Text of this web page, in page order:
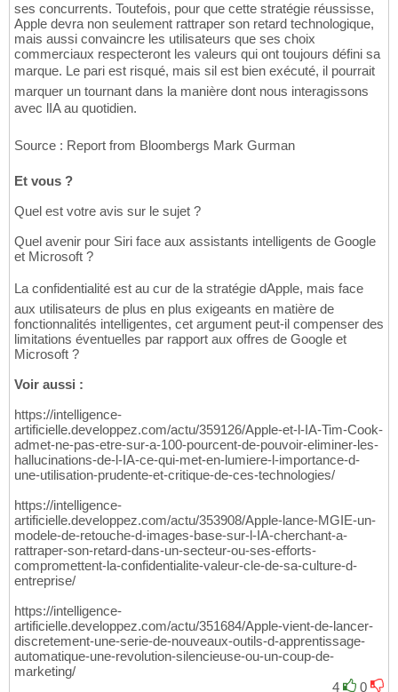
ses concurrents. Toutefois, pour que cette stratégie réussisse,
Apple devra non seulement rattraper son retard technologique,
mais aussi convaincre les utilisateurs que ses choix
commerciaux respecteront les valeurs qui ont toujours défini sa
marque. Le pari est risqué, mais sil est bien exécuté, il pourrait
marquer un tournant dans la manière dont nous interagissons
avec lIA au quotidien.
Source : Report from Bloombergs Mark Gurman
Et vous ?
Quel est votre avis sur le sujet ?
Quel avenir pour Siri face aux assistants intelligents de Google
et Microsoft ?
La confidentialité est au cur de la stratégie dApple, mais face
aux utilisateurs de plus en plus exigeants en matière de
fonctionnalités intelligentes, cet argument peut-il compenser des
limitations éventuelles par rapport aux offres de Google et
Microsoft ?
Voir aussi :
https://intelligence-
artificielle.developpez.com/actu/359126/Apple-et-l-IA-Tim-Cook-
admet-ne-pas-etre-sur-a-100-pourcent-de-pouvoir-eliminer-les-
hallucinations-de-l-IA-ce-qui-met-en-lumiere-l-importance-d-
une-utilisation-prudente-et-critique-de-ces-technologies/
https://intelligence-
artificielle.developpez.com/actu/353908/Apple-lance-MGIE-un-
modele-de-retouche-d-images-base-sur-l-IA-cherchant-a-
rattraper-son-retard-dans-un-secteur-ou-ses-efforts-
compromettent-la-confidentialite-valeur-cle-de-sa-culture-d-
entreprise/
https://intelligence-
artificielle.developpez.com/actu/351684/Apple-vient-de-lancer-
discretement-une-serie-de-nouveaux-outils-d-apprentissage-
automatique-une-revolution-silencieuse-ou-un-coup-de-
marketing/
4
0